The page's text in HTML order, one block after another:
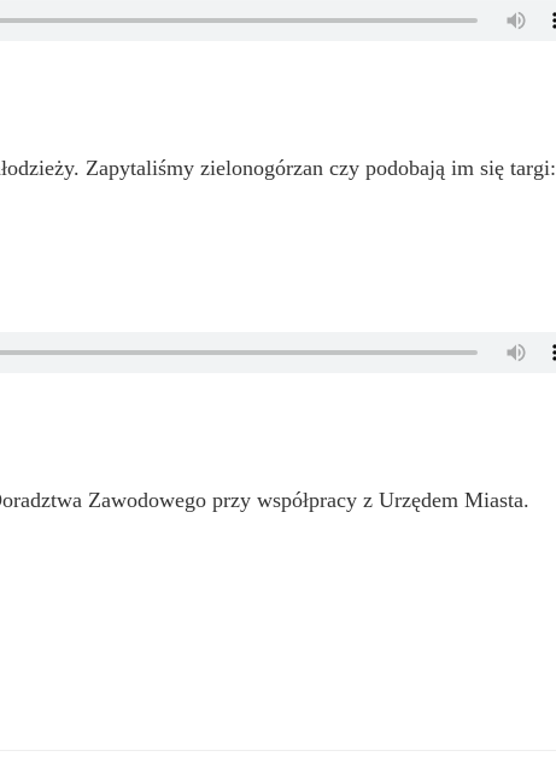
Zapytaliśmy zielonogórzan czy podobają im się targi:
Zawodowego przy współpracy z Urzędem Miasta.